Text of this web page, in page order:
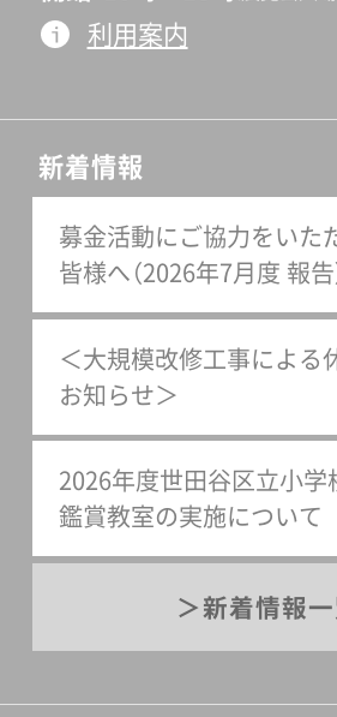
利用案内
新着情報
募金活動にご協力をいた
皆様へ（2026年7月度 報告
＜大規模改修工事による
お知らせ＞
2026年度世田谷区立小学
鑑賞教室の実施について
新着情報